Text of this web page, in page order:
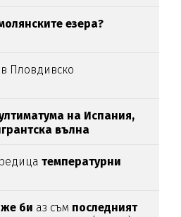
езера?
Пловдивско
на Испания,
вълна
редицатемпературни
би аз съм последният